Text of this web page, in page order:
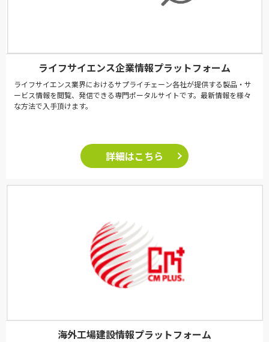
ライフサイエンス企業情報プラットフォーム
ライフサイエンス業界におけるサプライチェーン各社が提供する製品・サ
ービス情報を閲覧、発信できる専門ポータルサイトです。最新情報を様々
な方法で入手頂けます。
詳細はこちら
海外工場建設情報プラットフォーム